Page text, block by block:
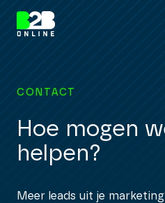
CONTACT
Hoe mogen
helpen?
Meer leads uit je